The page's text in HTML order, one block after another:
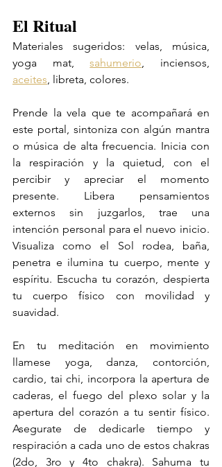
El Ritual
Materiales sugeridos: velas, música,
yoga mat, sahumerio
aceites, libreta, colores.
Prende la vela que te acompañará en
este portal, sintoniza con algún mantra
o música de alta frecuencia. Inicia con
la respiración y la quietud, con el
percibir y apreciar el momento
presente. Libera pensamientos
externos sin juzgarlos, trae una
intención personal para el nuevo inicio.
Visualiza como el Sol rodea, baña,
penetra e ilumina tu cuerpo, mente y
espíritu. Escucha tu corazón, despierta
tu cuerpo físico con movilidad y
suavidad.
En tu meditación en movimiento
llamese yoga, danza, contorción,
cardio, tai chi, incorpora la apertura de
caderas, el fuego del plexo solar y la
apertura del corazón a tu sentir físico.
Asegurate de dedicarle tiempo y
respiración a cada uno de estos chakras
(2do, 3ro y 4to chakra). Sahuma tu